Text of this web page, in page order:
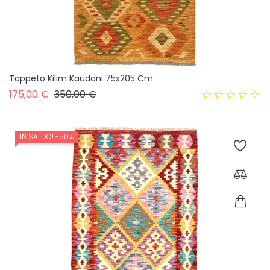
Tappeto Kilim Kaudani 75x205 Cm
175,00 € Prezzo base
350,00 €Prezzo
IN SALDO! -50%